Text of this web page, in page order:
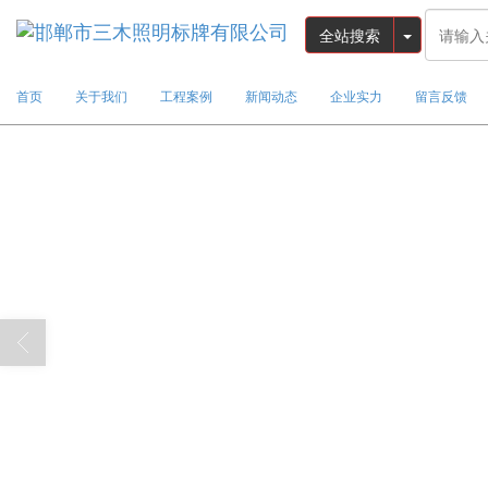
全站搜索
首页 关于我们 工程案例 新闻动态 企业实力 留言反馈